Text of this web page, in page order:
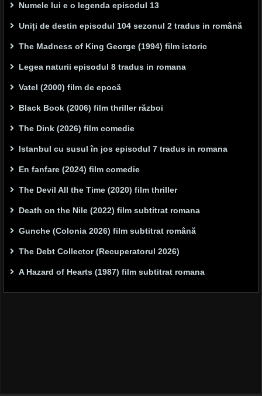
Numele lui e o legenda episodul 13
Uniți de destin episodul 104 sezonul 2 tradus in română
The Madness of King George (1994) film istoric
Legea naturii episodul 8 tradus in romana
Vatel (2000) film de epocă
Black Book (2006) film thriller război
The Dink (2026) film comedie
Istanbul cu susul în jos episodul 7 tradus in romana
En fanfare (2024) film comedie
The Devil All the Time (2020) film thriller
Death on the Nile (2022) film subtitrat romana
Gunche (Colonia 2026) film subtitrat română
The Debt Collector (Recuperatorul 2026)
A Hazard of Hearts (1987) film subtitrat romana